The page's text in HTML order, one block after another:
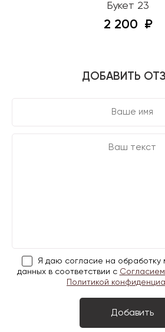
Букет 23
2 200
ДОБАВИТЬ
Я даю согласие на обработку
данных в соответствии с
Политикой